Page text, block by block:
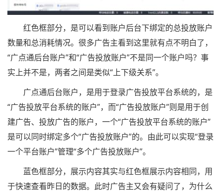
红色框部分，是可以看到账户后台下绑定的总投放账户
数量和总消耗情况。很多广告主看到这里就有点不明白了，
“广点通后台账户”和“广告投放账户”不是同一个账户吗？事
实上并不是，两者之间是类似“上下级关系”。
广点通后台账户，是用于登录广告投放平台系统的，是
“广告投放平台系统的账户”，而“广告投放账户”则是用于创
建广告、投放广告的账户，一个“广告投放平台系统的账户”
是可以同时绑定多个“广告投放账户”的。由此可以实现“登录
一个平台账户”管理“多个广告投放账户”。
蓝色框部分，展示内容其实与红色框展示内容相同，用
于快速查看昨日的数据。此时广告主又会有疑问了，为什么